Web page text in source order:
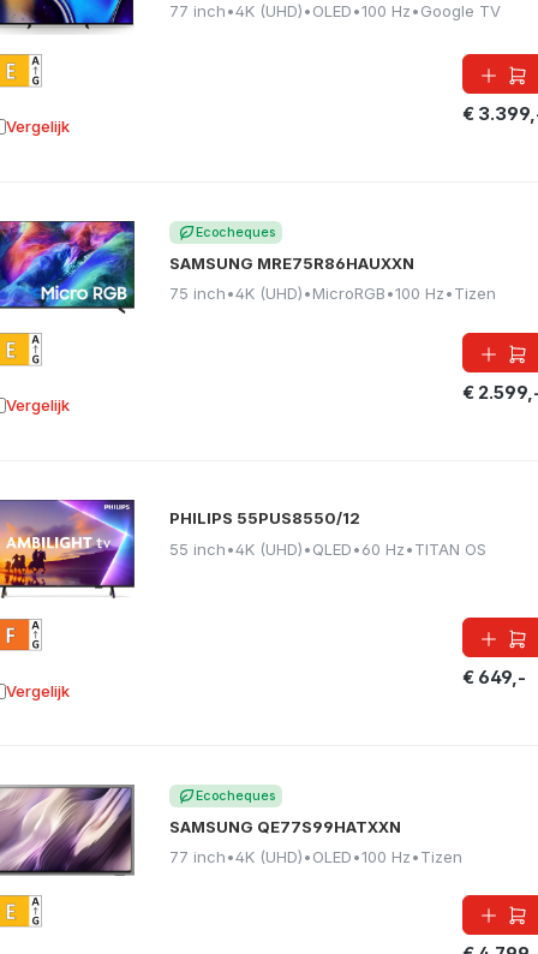
77 inch•4K (UHD)•OLED•100 Hz•Google TV
€
Vergelijk aan vergelijking
Ecocheques
SAMSUNG MRE75R86HAUXXN
75 inch•4K (UHD)•MicroRGB•100 Hz•Tizen
€
Vergelijk aan vergelijking
PHILIPS 55PUS8550/12
55 inch•4K (UHD)•QLED•60 Hz•TITAN OS
€ 649,-
Vergelijk aan vergelijking
Ecocheques
SAMSUNG QE77S99HATXXN
77 inch•4K (UHD)•OLED•100 Hz•Tizen